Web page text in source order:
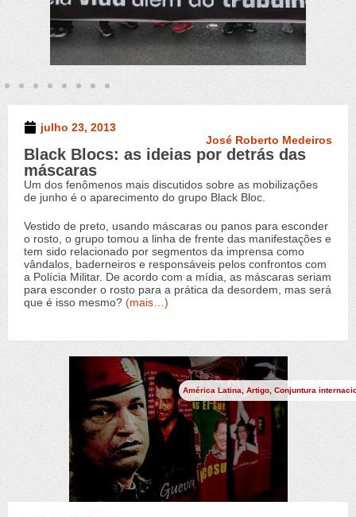
, Manifestações de Junho 2013
julho 23, 2013
José Roberto Medeiros
Black Blocs: as ideias por detrás das
máscaras
Um dos fenômenos mais discutidos sobre as mobilizações
de junho é o aparecimento do grupo Black Bloc.
Vestido de preto, usando máscaras ou panos para esconder
o rosto, o grupo tomou a linha de frente das manifestações e
tem sido relacionado por segmentos da imprensa como
vândalos, baderneiros e responsáveis pelos confrontos com
a Polícia Militar. De acordo com a mídia, as máscaras seriam
para esconder o rosto para a prática da desordem, mas será
que é isso mesmo? (mais…)
América Latina, Artigo, Conjuntura